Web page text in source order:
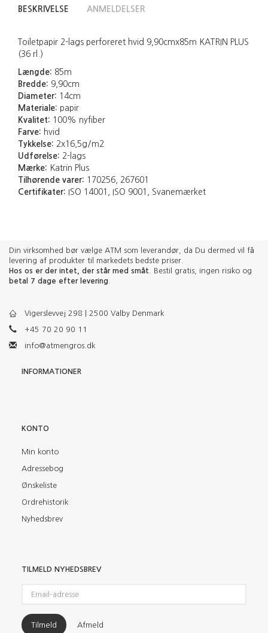
BESKRIVELSE ANMELDELSER
Toiletpapir 2-lags perforeret hvid 9,90cmx85m KATRIN PLUS
(36 rl.)
Længde: 85m
Bredde: 9,90cm
Diameter: 14cm
Materiale: papir
Kvalitet: 100% nyfiber
Farve: hvid
Tykkelse: 2x16,5g/m2
Udførelse: 2-lags
Mærke: Katrin Plus
Tilhørende varer: 170256, 267601
Certifikater: ISO 14001, ISO 9001, Svanemærket
Din virksomhed bør vælge ATM som leverandør, da Du dermed vil få
levering af produkter til markedets bedste priser.
Hos os er der intet, der står med småt . Bestil gratis, ingen risiko og
betal 7 dage efter levering
Vigerslevvej 298 | 2500 Valby Denmark
+45 70 20 90 11
info@atmengros.dk
INFORMATIONER
KONTO
Min konto
Adressebog
Ønskeliste
Ordrehistorik
Nyhedsbrev
TILMELD NYHEDSBREV
adresse
Tilmeld Afmeld